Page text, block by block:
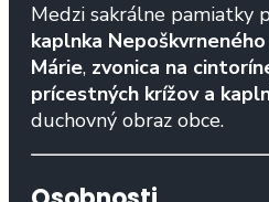
Medzi sakrálne pamiatky
kaplnka
Márie, zvonica na
prícestných krížov a
duchovný obraz obce.